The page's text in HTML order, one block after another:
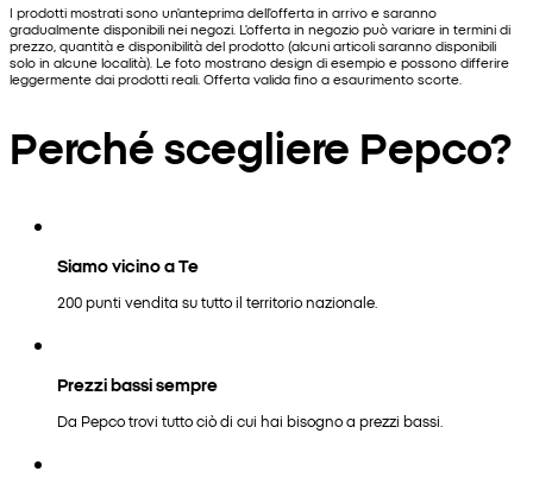
I prodotti mostrati sono un'anteprima dell'offerta in arrivo e saranno
gradualmente disponibili nei negozi. L'offerta in negozio può variare in termini di
prezzo, quantità e disponibilità del prodotto (alcuni articoli saranno disponibili
solo in alcune località). Le foto mostrano design di esempio e possono differire
leggermente dai prodotti reali. Offerta valida fino a esaurimento scorte.
Perché scegliere Pepco?
Siamo vicino a Te
200 punti vendita su tutto il territorio nazionale.
Prezzi bassi sempre
Da Pepco trovi tutto ciò di cui hai bisogno a prezzi bassi.